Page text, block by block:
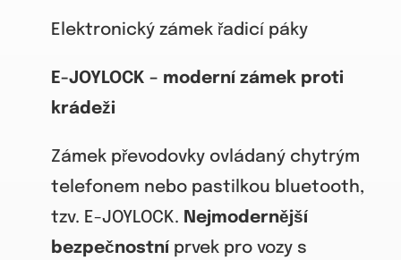
Elektronický zámek řadicí páky
E-JOYLOCK – moderní zámek proti
krádeži
Zámek převodovky ovládaný chytrým
telefonem nebo pastilkou bluetooth,
tzv. E-JOYLOCK. Nejmodernější
bezpečnostní prvek pro vozy s